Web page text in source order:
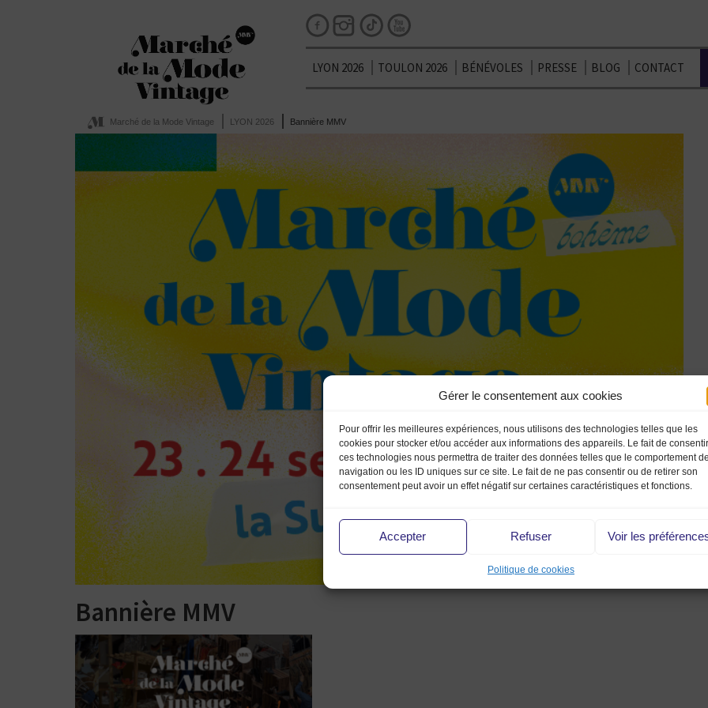
Gérer le consentement aux cookies
Pour offrir les meilleures expériences, nous utilisons des technologies telles que les
cookies pour stocker et/ou accéder aux informations des appareils. Le fait de
ces technologies nous permettra de traiter des données telles que le comportement de
navigation ou les ID uniques sur ce site. Le fait de ne pas consentir ou de retirer son
consentement peut avoir un effet négatif sur certaines caractéristiques et fonctions.
Accepter Refuser Voir les
Politique de cookies
LYON 2026 TOULON 2026 BÉNÉVOLES PRESSE BLOG CONTACT
Marché de la Mode Vintage LYON 2026 Bannière MMV
Bannière MMV